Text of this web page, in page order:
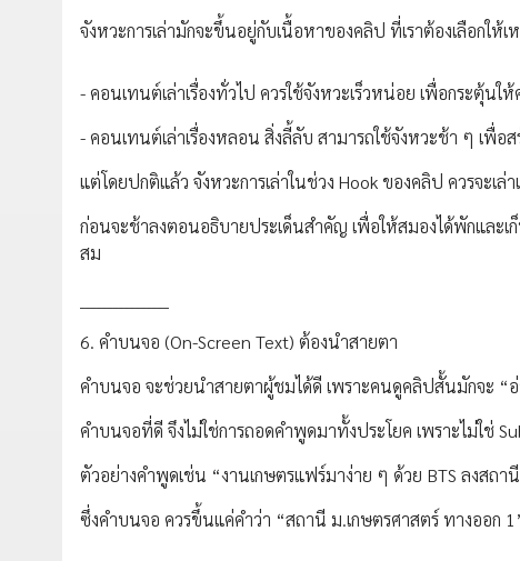
จังหวะการเล่ามักจะขึ้นอยู่กับเนื้อหาของคลิป ที่เราต้องเลือกให้เ
- คอนเทนต์เล่าเรื่องทั่วไป ควรใช้จังหวะเร็วหน่อย เพื่อกระตุ้นใ
- คอนเทนต์เล่าเรื่องหลอน สิ่งลี้ลับ สามารถใช้จังหวะช้า ๆ เพื่อส
แต่โดยปกติแล้ว จังหวะการเล่าในช่วง Hook ของคลิป ควรจะเล่
ก่อนจะช้าลงตอนอธิบายประเด็นสำคัญ เพื่อให้สมองได้พักและเ
สม
6. คำบนจอ (On-Screen Text) ต้องนำสายตา
คำบนจอ จะช่วยนำสายตาผู้ชมได้ดี เพราะคนดูคลิปสั้นมักจะ “อ่
คำบนจอที่ดี จึงไม่ใช่การถอดคำพูดมาทั้งประโยค เพราะไม่ใช่
ตัวอย่างคำพูดเช่น “งานเกษตรแฟร์มาง่าย ๆ ด้วย BTS ลงสถ
ซึ่งคำบนจอ ควรขึ้นแค่คำว่า “สถานี ม.เกษตรศาสตร์ ทางออก